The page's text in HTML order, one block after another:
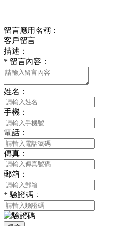
留言應用名稱：
客戶留言
描述：
* 留言內容：
姓名：
手機：
電話：
傳真：
郵箱：
* 驗證碼：